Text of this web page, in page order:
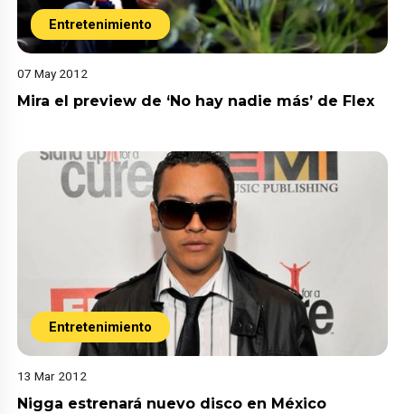
Entretenimiento
07 May 2012
Mira el preview de ‘No hay nadie más’ de Flex
Entretenimiento
13 Mar 2012
Nigga estrenará nuevo disco en México